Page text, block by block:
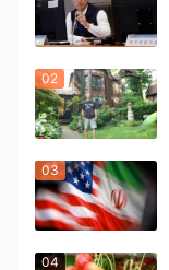
02
03
04